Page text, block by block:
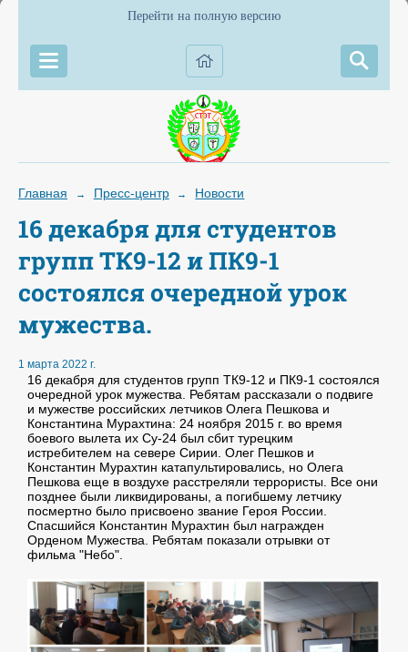
Перейти на полную версию
Главная → Пресс-центр → Новости
16 декабря для студентов
групп ТК9-12 и ПК9-1
состоялся очередной урок
мужества.
1 марта 2022 г.
16 декабря для студентов групп ТК9-12 и ПК9-1 состоялся
очередной урок мужества. Ребятам рассказали о подвиге
и мужестве российских летчиков Олега Пешкова и
Константина Мурахтина: 24 ноября 2015 г. во время
боевого вылета их Су-24 был сбит турецким
истребителем на севере Сирии. Олег Пешков и
Константин Мурахтин катапультировались, но Олега
Пешкова еще в воздухе расстреляли террористы. Все они
позднее были ликвидированы, а погибшему летчику
посмертно было присвоено звание Героя России.
Спасшийся Константин Мурахтин был награжден
Орденом Мужества. Ребятам показали отрывки от
фильма "Небо".